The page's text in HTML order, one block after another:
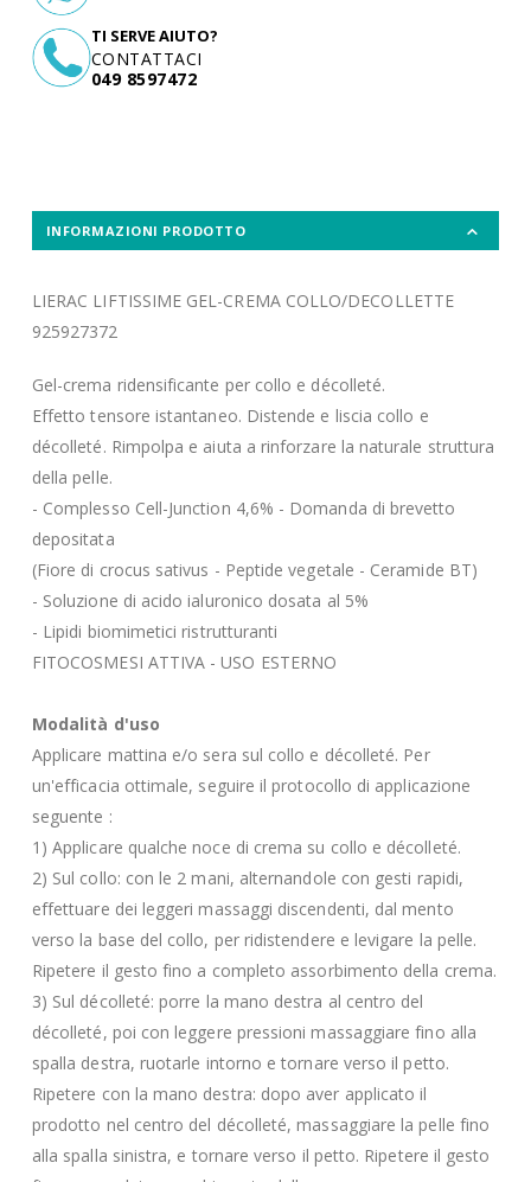
TI SERVE AIUTO?
CONTATTACI
049 8597472
INFORMAZIONI PRODOTTO
LIERAC LIFTISSIME GEL-CREMA COLLO/DECOLLETTE
925927372
Gel-crema ridensificante per collo e décolleté.
Effetto tensore istantaneo. Distende e liscia collo e
décolleté. Rimpolpa e aiuta a rinforzare la naturale struttura
della pelle.
- Complesso Cell-Junction 4,6% - Domanda di brevetto
depositata
(Fiore di crocus sativus - Peptide vegetale - Ceramide BT)
- Soluzione di acido ialuronico dosata al 5%
- Lipidi biomimetici ristrutturanti
FITOCOSMESI ATTIVA - USO ESTERNO
Modalità d'uso
Applicare mattina e/o sera sul collo e décolleté. Per
un'efficacia ottimale, seguire il protocollo di applicazione
seguente :
1) Applicare qualche noce di crema su collo e décolleté.
2) Sul collo: con le 2 mani, alternandole con gesti rapidi,
effettuare dei leggeri massaggi discendenti, dal mento
verso la base del collo, per ridistendere e levigare la pelle.
Ripetere il gesto fino a completo assorbimento della crema.
3) Sul décolleté: porre la mano destra al centro del
décolleté, poi con leggere pressioni massaggiare fino alla
spalla destra, ruotarle intorno e tornare verso il petto.
Ripetere con la mano destra: dopo aver applicato il
prodotto nel centro del décolleté, massaggiare la pelle fino
alla spalla sinistra, e tornare verso il petto. Ripetere il gesto